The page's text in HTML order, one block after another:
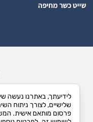
שייט כשר מחיפה
שלישיים, לצורך ניתוח
פרסום מותאם אישית.